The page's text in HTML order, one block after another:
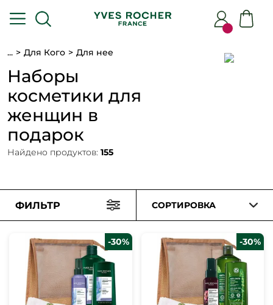
... Для Кого Для нее
Наборы
косметики для
женщин в
подарок
Найдено продуктов: 155
ФИЛЬТР СОРТИРОВКА
-30% -30%